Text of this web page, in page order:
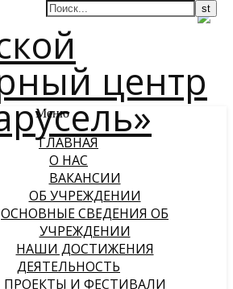
Меню
ГЛАВНАЯ
О НАС
ВАКАНСИИ
ОБ УЧРЕЖДЕНИИ
ОСНОВНЫЕ СВЕДЕНИЯ ОБ
УЧРЕЖДЕНИИ
НАШИ ДОСТИЖЕНИЯ
ДЕЯТЕЛЬНОСТЬ
ПРОЕКТЫ И ФЕСТИВАЛИ